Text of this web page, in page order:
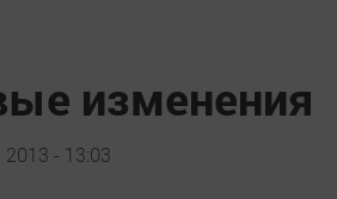
изменения
2013 - 13:03